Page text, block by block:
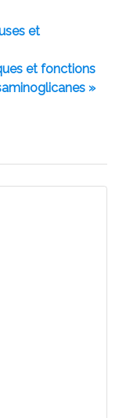
et
et fonctions
»